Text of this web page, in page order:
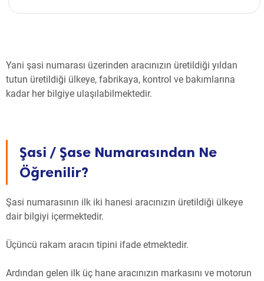
Yani şasi numarası üzerinden aracınızın üretildiği yıldan
tutun üretildiği ülkeye, fabrikaya, kontrol ve bakımlarına
kadar her bilgiye ulaşılabilmektedir.
Şasi / Şase Numarasından Ne
Öğrenilir?
Şasi numarasının ilk iki hanesi aracınızın üretildiği ülkeye
dair bilgiyi içermektedir.
Üçüncü rakam aracın tipini ifade etmektedir.
Ardından gelen ilk üç hane aracınızın markasını ve motorun